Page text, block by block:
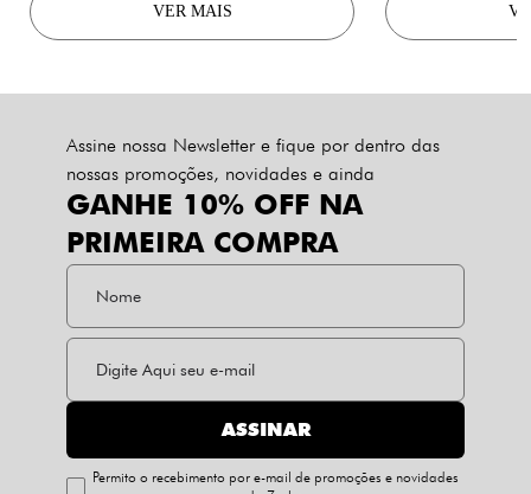
VER MAIS
Assine nossa Newsletter e fique por dentro das
nossas promoções, novidades e ainda
GANHE 10% OFF NA
PRIMEIRA COMPRA
ASSINAR
Permito o recebimento por e-mail de promoções e novidades